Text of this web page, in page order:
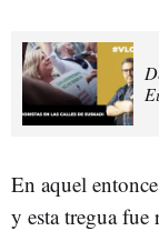
En aquel
y esta tregua